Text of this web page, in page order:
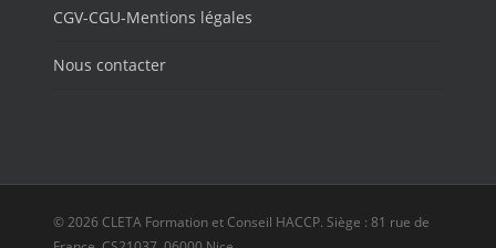
CGV-CGU-Mentions légales
Nous contacter
© 2026 CLETA Formation et Conseil HACCP. Siège : 81 rue de